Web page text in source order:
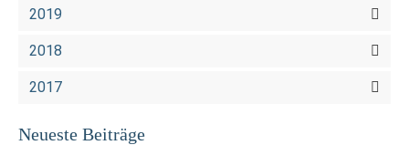
2019
2018
2017
Neueste Beiträge